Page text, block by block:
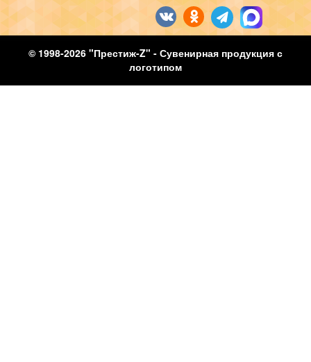
© 1998-2026 "Престиж-Z" - Сувенирная продукция с
логотипом